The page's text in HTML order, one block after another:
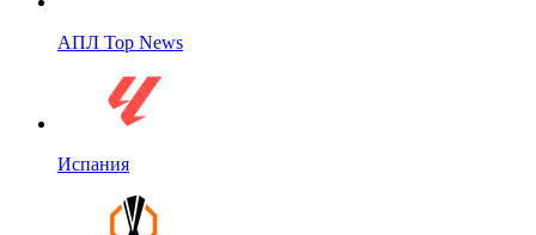
АПЛ Top News
Испания